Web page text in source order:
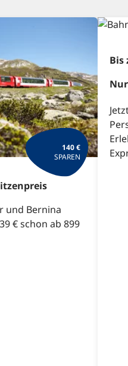
140 €
SPAREN
und Bernina
€ schon ab 899
Bis